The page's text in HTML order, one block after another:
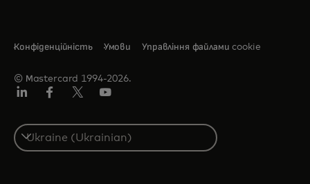
© Мastercard 1994-2026.
Конфіденційність Умови Управління файлами cookie
Select
a
country